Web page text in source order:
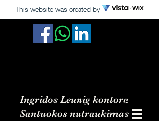
This website was created by
Ingridos Leunig kontora
Santuokos nutraukimas